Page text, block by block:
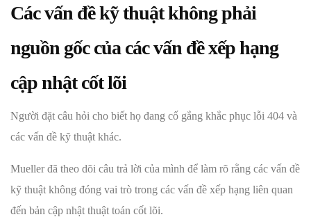
Các vấn đề kỹ thuật không phải
nguồn gốc của các vấn đề xếp hạng
cập nhật cốt lõi
Người đặt câu hỏi cho biết họ đang cố gắng khắc phục lỗi 404 và
các vấn đề kỹ thuật khác.
Mueller đã theo dõi câu trả lời của mình để làm rõ rằng các vấn đề
kỹ thuật không đóng vai trò trong các vấn đề xếp hạng liên quan
đến bản cập nhật thuật toán cốt lõi.